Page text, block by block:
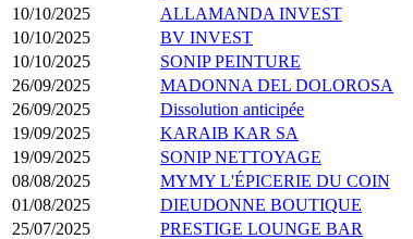
10/10/2025
ALLAMANDA INVEST
10/10/2025
BV INVEST
10/10/2025
SONIP PEINTURE
26/09/2025
MADONNA DEL DOLOROSA
26/09/2025
Dissolution anticipée
19/09/2025
KARAIB KAR SA
19/09/2025
SONIP NETTOYAGE
08/08/2025
MYMY L'ÉPICERIE DU COIN
01/08/2025
DIEUDONNE BOUTIQUE
25/07/2025
PRESTIGE LOUNGE BAR